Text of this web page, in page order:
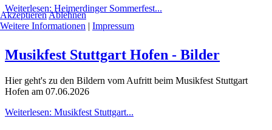
Weiterlesen: Heimerdinger Sommerfest...
Musikfest Stuttgart Hofen - Bilder
Hier geht's zu den Bildern vom Aufritt beim Musikfest Stuttgart
Hofen am 07.06.2026
Weiterlesen: Musikfest Stuttgart...
AkzeptierenAblehnen
Weitere Informationen | Impressum